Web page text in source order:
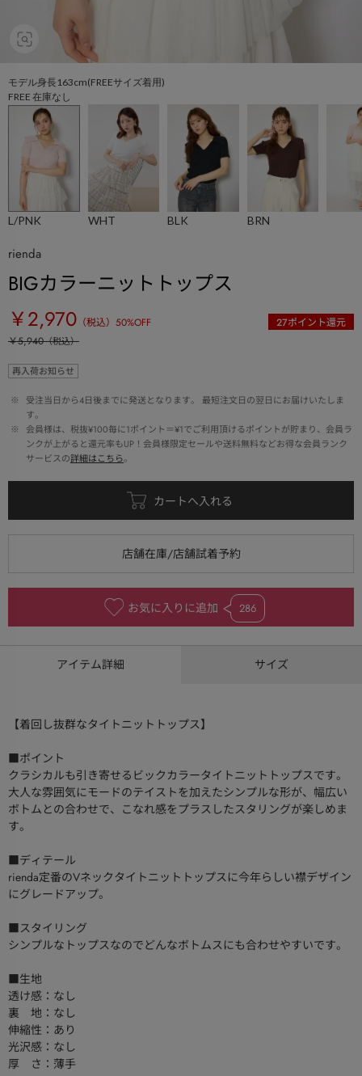
モデル身長163cm(FREEサイズ着用)
FREE 在庫なし
L/PNK WHT BLK BRN
rienda
BIGカラーニットトップス
￥2,970 （税込） 50%OFF 27ポイント還元
￥5,940（税込）
再入荷お知らせ
※
受注当日から4日後までに発送となります。 最短注文日の翌日にお届けいたしま
す。
※
会員様は、税抜¥100毎に1ポイント＝¥1でご利用頂けるポイントが貯まり、会員ラ
ンクが上がると還元率もUP！会員様限定セールや送料無料などお得な会員ランク
サービスの詳細はこちら。
お気に入りに追加 286
アイテム詳細 サイズ
【着回し抜群なタイトニットトップス】
■ポイント
クラシカルも引き寄せるビックカラータイトニットトップスです。
大人な雰囲気にモードのテイストを加えたシンプルな形が、幅広い
ボトムとの合わせで、こなれ感をプラスしたスタリングが楽しめま
す。
■ディテール
rienda定番のVネックタイトニットトップスに今年らしい襟デザイン
にグレードアップ。
■スタイリング
シンプルなトップスなのでどんなボトムスにも合わせやすいです。
■生地
透け感：なし
裏 地：なし
伸縮性：あり
光沢感：なし
厚 さ：薄手